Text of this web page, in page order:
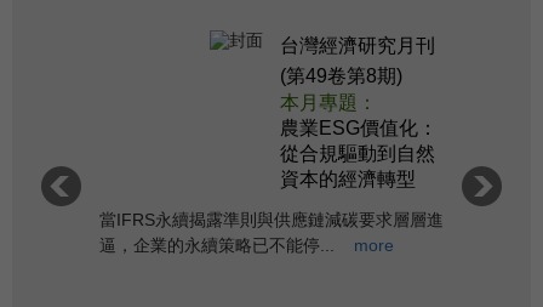
台灣經濟研究月刊
(第49卷第8期)
本月專題：
農業ESG價值化：
從合規驅動到自然
資本的經濟轉型
當IFRS永續揭露準則與供應鏈減碳要求層層進
逼，企業的永續策略已不能停... more
當前全球地緣